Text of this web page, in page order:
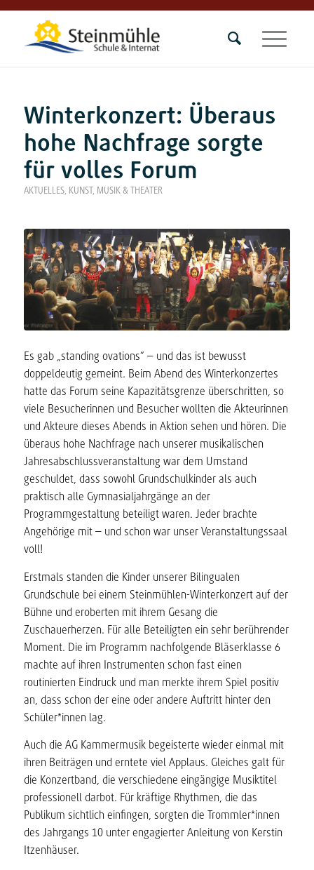
Winterkonzert: Überaus
hohe Nachfrage sorgte
für volles Forum
AKTUELLES, KUNST, MUSIK & THEATER
Es gab „standing ovations“ – und das ist bewusst
doppeldeutig gemeint. Beim Abend des Winterkonzertes
hatte das Forum seine Kapazitätsgrenze überschritten, so
viele Besucherinnen und Besucher wollten die Akteurinnen
und Akteure dieses Abends in Aktion sehen und hören. Die
überaus hohe Nachfrage nach unserer musikalischen
Jahresabschlussveranstaltung war dem Umstand
geschuldet, dass sowohl Grundschulkinder als auch
praktisch alle Gymnasialjahrgänge an der
Programmgestaltung beteiligt waren. Jeder brachte
Angehörige mit – und schon war unser Veranstaltungssaal
voll!
Erstmals standen die Kinder unserer Bilingualen
Grundschule bei einem Steinmühlen-Winterkonzert auf der
Bühne und eroberten mit ihrem Gesang die
Zuschauerherzen. Für alle Beteiligten ein sehr berührender
Moment. Die im Programm nachfolgende Bläserklasse 6
machte auf ihren Instrumenten schon fast einen
routinierten Eindruck und man merkte ihrem Spiel positiv
an, dass schon der eine oder andere Auftritt hinter den
Schüler*innen lag.
Auch die AG Kammermusik begeisterte wieder einmal mit
ihren Beiträgen und erntete viel Applaus. Gleiches galt für
die Konzertband, die verschiedene eingängige Musiktitel
professionell darbot. Für kräftige Rhythmen, die das
Publikum sichtlich einfingen, sorgten die Trommler*innen
des Jahrgangs 10 unter engagierter Anleitung von Kerstin
Itzenhäuser.